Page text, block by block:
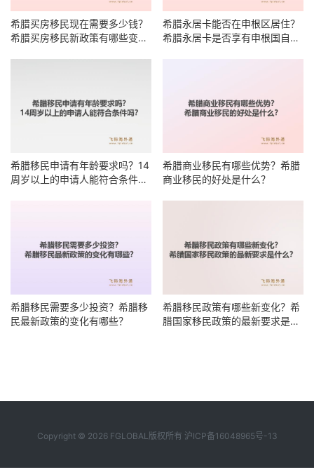
希腊买房移民现在需要多少钱？
希腊买房移民新政策有哪些变
希腊永居卡能否在申根区居住？
希腊永居卡是否享有申根国自由
希腊移民申请有年龄要求吗？14
周岁以上的申请人能符合条件
希腊商业移民有哪些优势？希腊
商业移民的好处是什么？
希腊移民需要多少投资？希腊移
民最新政策的变化有哪些？
希腊移民政策有哪些新变化？希
腊国家移民政策的最新要求是什
Copyright © 2026 FGLOBAL版权所有 沪ICP备16048965号-13